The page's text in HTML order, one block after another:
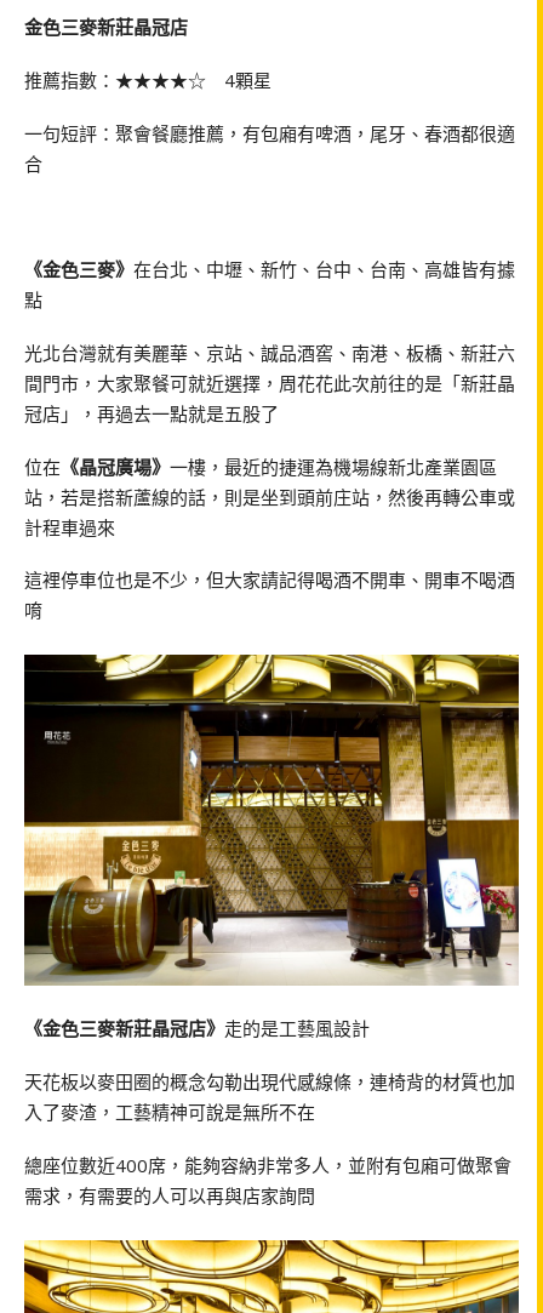
金色三麥新莊晶冠店
推薦指數：★★★★☆ 4顆星
一句短評：聚會餐廳推薦，有包廂有啤酒，尾牙、春酒都很適
合
《金色三麥》 在台北、中壢、新竹、台中、台南、高雄皆有據
點
光北台灣就有美麗華、京站、誠品酒窖、南港、板橋、新莊六
間門市，大家聚餐可就近選擇，周花花此次前往的是「新莊晶
冠店」，再過去一點就是五股了
位在 《晶冠廣場》 一樓，最近的捷運為機場線新北產業園區
站，若是搭新蘆線的話，則是坐到頭前庄站，然後再轉公車或
計程車過來
這裡停車位也是不少，但大家請記得喝酒不開車、開車不喝酒
唷
《金色三麥新莊晶冠店》 走的是工藝風設計
天花板以麥田圈的概念勾勒出現代感線條，連椅背的材質也加
入了麥渣，工藝精神可說是無所不在
總座位數近400席，能夠容納非常多人，並附有包廂可做聚會
需求，有需要的人可以再與店家詢問